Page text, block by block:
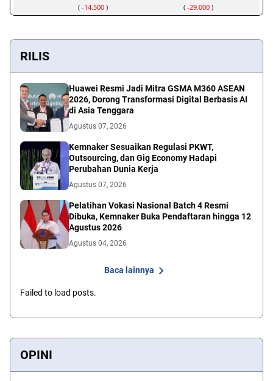
RILIS
Huawei Resmi Jadi Mitra GSMA M360 ASEAN
2026, Dorong Transformasi Digital Berbasis AI
di Asia Tenggara
Agustus 07, 2026
Kemnaker Sesuaikan Regulasi PKWT,
Outsourcing, dan Gig Economy Hadapi
Perubahan Dunia Kerja
Agustus 07, 2026
Pelatihan Vokasi Nasional Batch 4 Resmi
Dibuka, Kemnaker Buka Pendaftaran hingga 12
Agustus 2026
Agustus 04, 2026
Baca lainnya
Failed to load posts.
OPINI